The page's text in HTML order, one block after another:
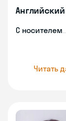
С носителем
Читать